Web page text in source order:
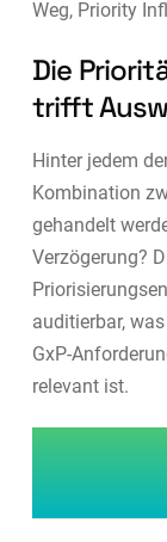
Weg, Priority
Die
trifft
Hinter jedem
Kombination
gehandelt
Verzögerung?
auditierbar,
GxP-
relevant ist.